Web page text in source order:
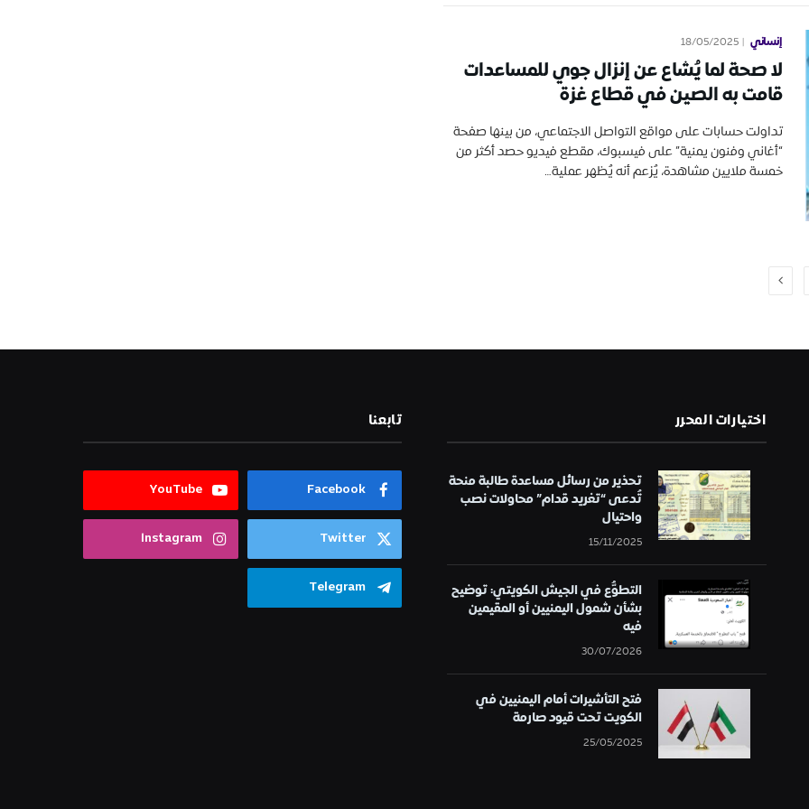
إنساني 18/05/2025
لا صحة لما يُشاع عن إنزال جوي للمساعدات
قامت به الصين في قطاع غزة
تداولت حسابات على مواقع التواصل الاجتماعي، من بينها صفحة
“أغاني وفنون يمنية” على فيسبوك، مقطع فيديو حصد أكثر من
خمسة ملايين مشاهدة، يُزعم أنه يُظهر عملية…
التالي
اختيارات المحرر
تحذير من رسائل مساعدة طالبة منحة
تُدعى “تغريد قدام” محاولات نصب
واحتيال
15/11/2025
التطوُّع في الجيش الكويتي: توضيح
بشأن شمول اليمنيين أو المقيمين
فيه
30/07/2026
فتح التأشيرات أمام اليمنيين في
الكويت تحت قيود صارمة
25/05/2025
تابعنا
Facebook
YouTube
Twitter
Instagram
Telegram